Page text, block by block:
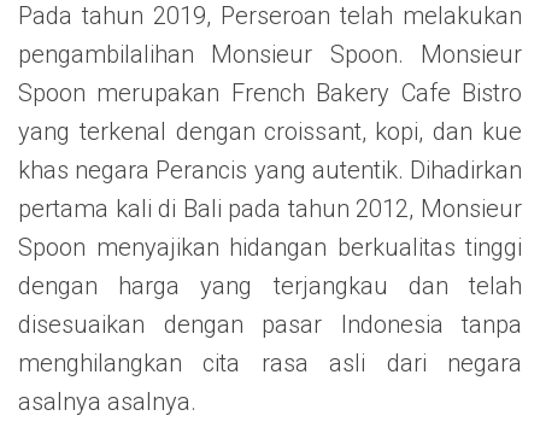
Pada tahun 2019, Perseroan telah melakukan
pengambilalihan Monsieur Spoon. Monsieur
Spoon merupakan French Bakery Cafe Bistro
yang terkenal dengan croissant, kopi, dan kue
khas negara Perancis yang autentik. Dihadirkan
pertama kali di Bali pada tahun 2012, Monsieur
Spoon menyajikan hidangan berkualitas tinggi
dengan harga yang terjangkau dan telah
disesuaikan dengan pasar Indonesia tanpa
menghilangkan cita rasa asli dari negara
asalnya asalnya.